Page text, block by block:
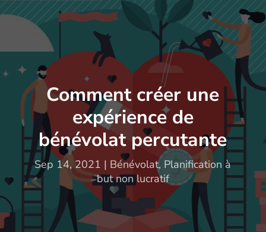
Comment créer une
expérience de
bénévolat percutante
Sep 14, 2021 | Bénévolat, Planification à
but non lucratif